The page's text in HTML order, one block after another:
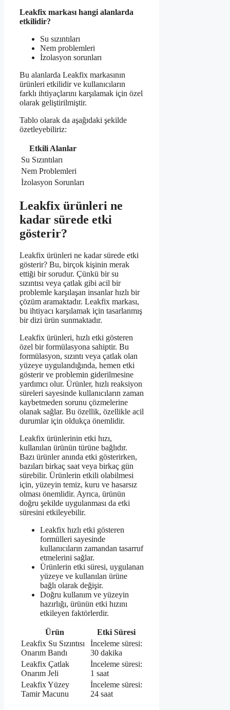
Leakfix markası hangi alanlarda
etkilidir?
Su sızıntıları
Nem problemleri
İzolasyon sorunları
Bu alanlarda Leakfix markasının
ürünleri etkilidir ve kullanıcıların
farklı ihtiyaçlarını karşılamak için özel
olarak geliştirilmiştir.
Tablo olarak da aşağıdaki şekilde
özetleyebiliriz:
Etkili Alanlar
Su Sızıntıları
Nem Problemleri
İzolasyon Sorunları
Leakfix ürünleri ne
kadar sürede etki
gösterir?
Leakfix ürünleri ne kadar sürede etki
gösterir? Bu, birçok kişinin merak
ettiği bir sorudur. Çünkü bir su
sızıntısı veya çatlak gibi acil bir
problemle karşılaşan insanlar hızlı bir
çözüm aramaktadır. Leakfix markası,
bu ihtiyacı karşılamak için tasarlanmış
bir dizi ürün sunmaktadır.
Leakfix ürünleri, hızlı etki gösteren
özel bir formülasyona sahiptir. Bu
formülasyon, sızıntı veya çatlak olan
yüzeye uygulandığında, hemen etki
gösterir ve problemin giderilmesine
yardımcı olur. Ürünler, hızlı reaksiyon
süreleri sayesinde kullanıcıların zaman
kaybetmeden sorunu çözmelerine
olanak sağlar. Bu özellik, özellikle acil
durumlar için oldukça önemlidir.
Leakfix ürünlerinin etki hızı,
kullanılan ürünün türüne bağlıdır.
Bazı ürünler anında etki gösterirken,
bazıları birkaç saat veya birkaç gün
sürebilir. Ürünlerin etkili olabilmesi
için, yüzeyin temiz, kuru ve hasarsız
olması önemlidir. Ayrıca, ürünün
doğru şekilde uygulanması da etki
süresini etkileyebilir.
Leakfix hızlı etki gösteren
formülleri sayesinde
kullanıcıların zamandan tasarruf
etmelerini sağlar.
Ürünlerin etki süresi, uygulanan
yüzeye ve kullanılan ürüne
bağlı olarak değişir.
Doğru kullanım ve yüzeyin
hazırlığı, ürünün etki hızını
etkileyen faktörlerdir.
Ürün
Etki Süresi
Leakfix Su Sızıntısı
Onarım Bandı
İnceleme süresi:
30 dakika
Leakfix Çatlak
Onarım Jeli
İnceleme süresi:
1 saat
Leakfix Yüzey
Tamir Macunu
İnceleme süresi:
24 saat